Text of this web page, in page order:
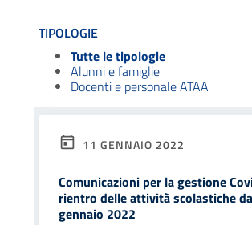
TIPOLOGIE
Tutte le tipologie
Alunni e famiglie
Docenti e personale ATAA
11 GENNAIO 2022
Comunicazioni per la gestione
rientro delle attività scolastiche
gennaio 2022